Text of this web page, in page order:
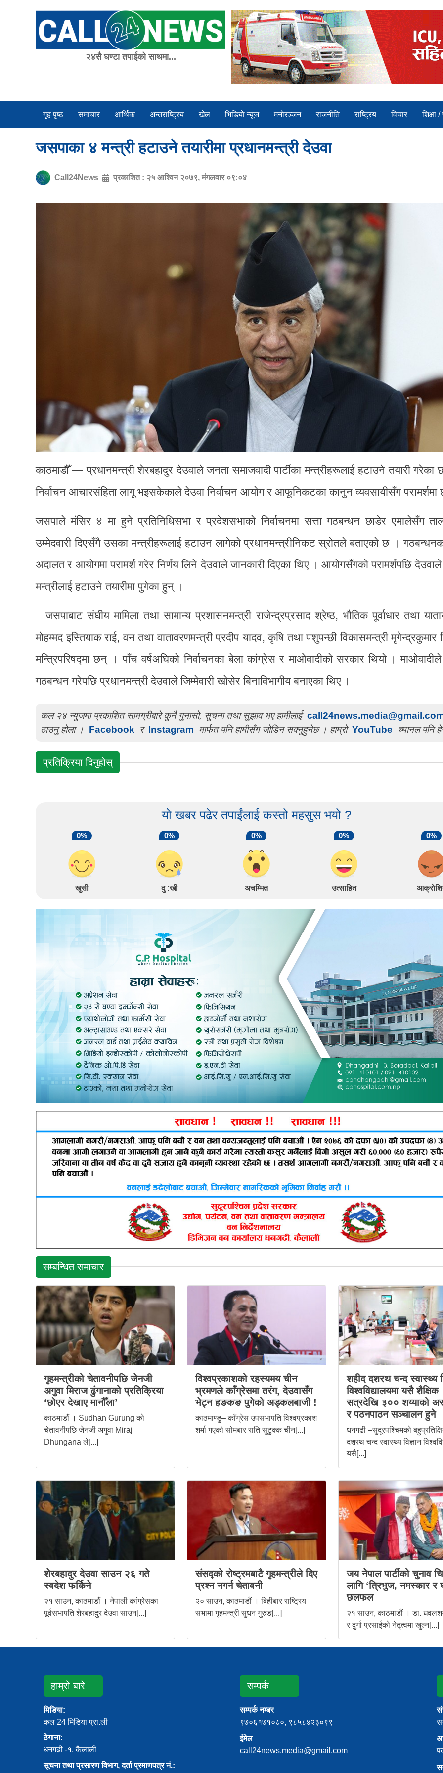
२४सै घण्टा तपाईको साथमा...
गृह पृष्ठ समाचार आर्थिक अन्तराष्ट्रिय खेल भिडियाे न्यूज मनाेरञ्जन राजनीति राष्ट्रिय विचार शिक्षा /
जसपाका ४ मन्त्री हटाउने तयारीमा प्रधानमन्त्री देउवा
Call24News प्रकाशित : २५ आश्विन २०७९, मंगलवार ०९:०४
काठमाडौँ — प्रधानमन्त्री शेरबहादुर देउवाले जनता समाजवादी पार्टीका मन्त्रीहरूलाई हटाउने तयारी
निर्वाचन आचारसंहिता लागू भइसकेकाले देउवा निर्वाचन आयोग र आफूनिकटका कानुन व्यवसायीसँग
जसपाले मंसिर ४ मा हुने प्रतिनिधिसभा र प्रदेशसभाको निर्वाचनमा सत्ता गठबन्धन छाडेर एमालेसँग
उम्मेदवारी दिएसँगै उसका मन्त्रीहरूलाई हटाउन लागेको प्रधानमन्त्रीनिकट स्रोतले बताएको छ ।
अदालत र आयोगमा परामर्श गरेर निर्णय लिने देउवाले जानकारी दिएका थिए । आयोगसँगको परामर्शपछि
मन्त्रीलाई हटाउने तयारीमा पुगेका हुन् ।
जसपाबाट संघीय मामिला तथा सामान्य प्रशासनमन्त्री राजेन्द्रप्रसाद श्रेष्ठ, भौतिक पूर्वाधार तथा
मोहम्मद इस्तियाक राई, वन तथा वातावरणमन्त्री प्रदीप यादव, कृषि तथा पशुपन्छी विकासमन्त्री मृगेन्द्रकुमार
मन्त्रिपरिषद्मा छन् । पाँच वर्षअघिको निर्वाचनका बेला कांग्रेस र माओवादीको सरकार थियो ।
गठबन्धन गरेपछि प्रधानमन्त्री देउवाले जिम्मेवारी खोसेर बिनाविभागीय बनाएका थिए ।
कल २४ न्युजमा प्रकाशित सामग्रीबारे कुनै गुनासो, सुचना तथा सुझाव भए हामीलाई
ठाउनु होला ।
Facebook र Instagram मार्फत पनि हामीसँग जोडिन सक्नुहुनेछ । हाम्रो YouTube च्यानल पनि
प्रतिक्रिया दिनुहोस्
यो खबर पढेर तपाईंलाई कस्तो महसुस भयो ?
0%
खुसी
0%
दु :खी
0%
अचम्मित
0%
उत्साहित
0%
सम्बन्धित समाचार
गृहमन्त्रीको चेतावनीपछि जेनजी
अगुवा मिराज ढुंगानाको प्रतिक्रिया
‘छोएर देखाए मानौँला’
काठमाडौं । Sudhan Gurung को
चेतावनीपछि जेनजी अगुवा Miraj
Dhungana ले[...]
विश्वप्रकाशको रहस्यमय चीन
भ्रमणले काँग्रेसमा तरंग, देउवासँग
भेट्न हङकङ पुगेको अड्कलबाजी !
काठमाण्डु– काँग्रेस उपसभापति विश्वप्रकाश
शर्मा गएको सोमबार राति सुटुक्क चीन[...]
शहीद दशरथ चन्द स्वास्थ्य
विश्वविद्यालयमा यसै शैक्षिक
सत्रदेखि ३०० शय्याको
र पठनपाठन सञ्चालन हुने
धनगढी –सुदूरपश्चिमको
दशरथ चन्द स्वास्थ्य विज्ञान
यसै[...]
शेरबहादुर देउवा साउन २६ गते
स्वदेश फर्किने
२१ साउन, काठमाडौं । नेपाली कांग्रेसका
पूर्वसभापति शेरबहादुर देउवा साउन[...]
संसद्को रोष्ट्रमबाटै गृहमन्त्रीले दिए
प्रश्न नगर्न चेतावनी
२० साउन, काठमाडौं । बिहीबार राष्ट्रिय
सभामा गृहमन्त्री सुधन गुरुङ[...]
जय नेपाल पार्टीको चुनाव
लागि ‘त्रिभुज, नमस्कार र
छलफल
२१ साउन, काठमाडौं । डा.
र दुर्गा प्रसाईंको नेतृत्वमा खुल्न[...]
हाम्रो बारे
मिडिया:
कल 24 मिडिया प्रा.ली
ठेगाना:
धनगढी -१, कैलाली
सूचना तथा प्रसारण विभाग, दर्ता प्रमाणपत्र नं.:
सम्पर्क
सम्पर्क नम्बर
९७०६१७१०८०, ९८५८४२३०९९
ईमेल
call24news.media@gmail.com